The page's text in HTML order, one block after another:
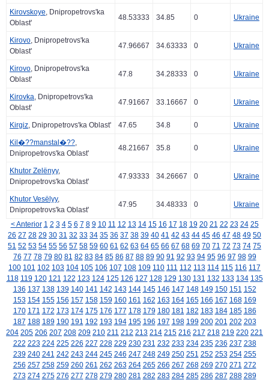
Kirovskoye, Dnipropetrovs'ka
Oblast'
48.53333 34.85 0 Ukraine
Kirovo, Dnipropetrovs'ka
Oblast'
47.96667 34.63333 0 Ukraine
Kirovo, Dnipropetrovs'ka
Oblast'
47.8 34.28333 0 Ukraine
Kirovka, Dnipropetrovs'ka
Oblast'
47.91667 33.16667 0 Ukraine
Kirgiz, Dnipropetrovs'ka Oblast' 47.65 34.8 0 Ukraine
Kil�??manstal�??,
Dnipropetrovs'ka Oblast'
48.21667 35.8 0 Ukraine
Khutor Zelënyy,
Dnipropetrovs'ka Oblast'
47.93333 34.26667 0 Ukraine
Khutor Vesëlyy,
Dnipropetrovs'ka Oblast'
47.95 34.48333 0 Ukraine
< Anterior 1 2 3 4 5 6 7 8 9 10 11 12 13 14 15 16 17 18 19 20 21 22 23 24 25
26 27 28 29 30 31 32 33 34 35 36 37 38 39 40 41 42 43 44 45 46 47 48 49 50
51 52 53 54 55 56 57 58 59 60 61 62 63 64 65 66 67 68 69 70 71 72 73 74 75
76 77 78 79 80 81 82 83 84 85 86 87 88 89 90 91 92 93 94 95 96 97 98 99
100 101 102 103 104 105 106 107 108 109 110 111 112 113 114 115 116 117
118 119 120 121 122 123 124 125 126 127 128 129 130 131 132 133 134 135
136 137 138 139 140 141 142 143 144 145 146 147 148 149 150 151 152
153 154 155 156 157 158 159 160 161 162 163 164 165 166 167 168 169
170 171 172 173 174 175 176 177 178 179 180 181 182 183 184 185 186
187 188 189 190 191 192 193 194 195 196 197 198 199 200 201 202 203
204 205 206 207 208 209 210 211 212 213 214 215 216 217 218 219 220 221
222 223 224 225 226 227 228 229 230 231 232 233 234 235 236 237 238
239 240 241 242 243 244 245 246 247 248 249 250 251 252 253 254 255
256 257 258 259 260 261 262 263 264 265 266 267 268 269 270 271 272
273 274 275 276 277 278 279 280 281 282 283 284 285 286 287 288 289